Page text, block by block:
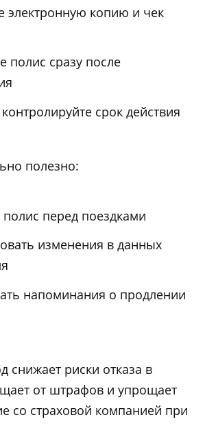
электронную копию и чек
полис сразу после
срок действия
полезно:
перед поездками
изменения в данных
напоминания о продлении
снижает риски отказа в
от штрафов и упрощает
со страховой компанией при